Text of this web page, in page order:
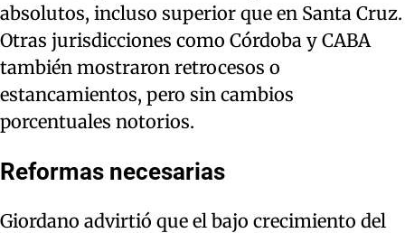
absolutos, incluso superior que en Santa Cruz.
Otras jurisdicciones como Córdoba y CABA
también mostraron retrocesos o
estancamientos, pero sin cambios
porcentuales notorios.
Reformas necesarias
Giordano advirtió que el bajo crecimiento del